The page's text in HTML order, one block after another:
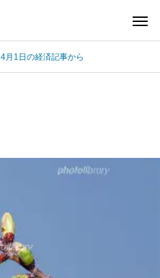
4月1日の経済記事から